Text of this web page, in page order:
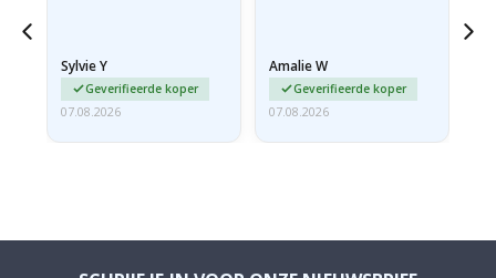
beetje…
Sylvie Y
Geverifieerde koper
07.08.2026
Amalie W
Geverifieerde koper
07.08.2026